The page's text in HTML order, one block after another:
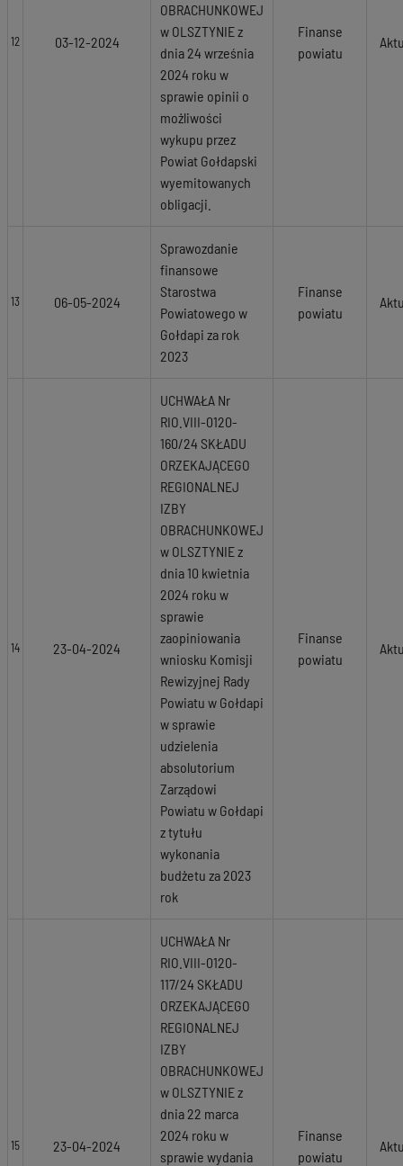
12 03-12-2024
OBRACHUNKOWEJ
w OLSZTYNIE z
dnia 24 września
2024 roku w
sprawie opinii o
możliwości
wykupu przez
Powiat Gołdapski
wyemitowanych
obligacji.
Finanse
powiatu
13 06-05-2024
Sprawozdanie
finansowe
Starostwa
Powiatowego w
Gołdapi za rok
2023
Finanse
powiatu
14 23-04-2024
UCHWAŁA Nr
RIO.VIII-0120-
160/24 SKŁADU
ORZEKAJĄCEGO
REGIONALNEJ
IZBY
OBRACHUNKOWEJ
w OLSZTYNIE z
dnia 10 kwietnia
2024 roku w
sprawie
zaopiniowania
wniosku Komisji
Rewizyjnej Rady
Powiatu w Gołdapi
w sprawie
udzielenia
absolutorium
Zarządowi
Powiatu w Gołdapi
z tytułu
wykonania
budżetu za 2023
rok
Finanse
powiatu
15 23-04-2024
UCHWAŁA Nr
RIO.VIII-0120-
117/24 SKŁADU
ORZEKAJĄCEGO
REGIONALNEJ
IZBY
OBRACHUNKOWEJ
w OLSZTYNIE z
dnia 22 marca
2024 roku w
sprawie wydania
Finanse
powiatu